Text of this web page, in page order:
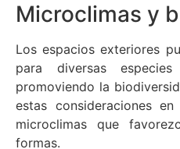
Microclimas y
Los espacios exteriores
para diversas
promoviendo la
estas consideraciones
microclimas que
formas.